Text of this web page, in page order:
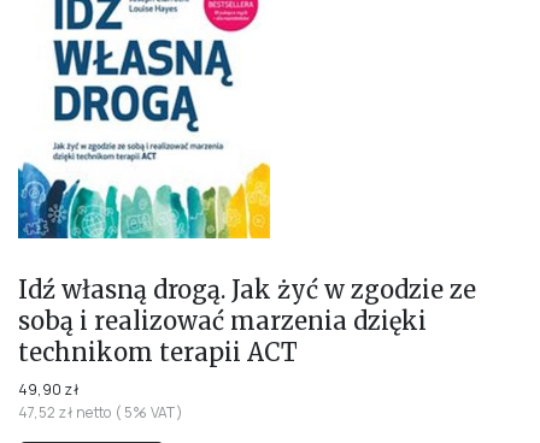
Idź własną drogą. Jak żyć w zgodzie ze
sobą i realizować marzenia dzięki
technikom terapii ACT
49,90 zł
47,52 zł netto ( 5% VAT)